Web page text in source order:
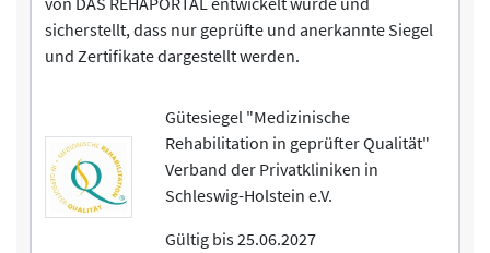
sicherstellt, dass nur geprüfte und anerkannte Siegel
und Zertifikate dargestellt werden.
Gütesiegel "Medizinische
Rehabilitation in geprüfter Qualität"
Verband der Privatkliniken in
Schleswig-Holstein e.V.
Gültig bis 25.06.2027